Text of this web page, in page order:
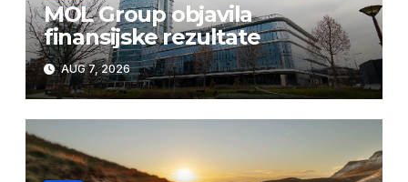
MOL Group objavila
finansijske rezultate
AUG 7, 2026